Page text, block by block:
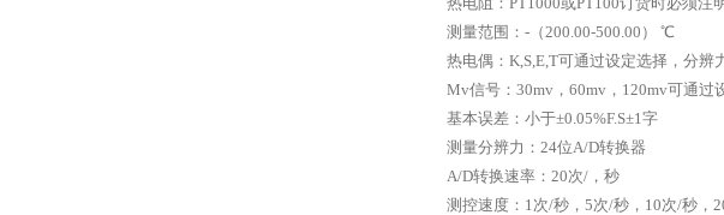
测量范围： - （200.00-500.00 ） ℃
热电偶： K,S,E,T可通过设定选择，分辨
Mv信号： 30mv ， 60mv ， 120mv可通过
基本误差：小于±0.05%F.S±1字
测量分辨力： 24位A/D转换器
A/D转换速率： 20次/ ，秒
测控速度： 1次/秒， 5次/秒， 10次/秒，